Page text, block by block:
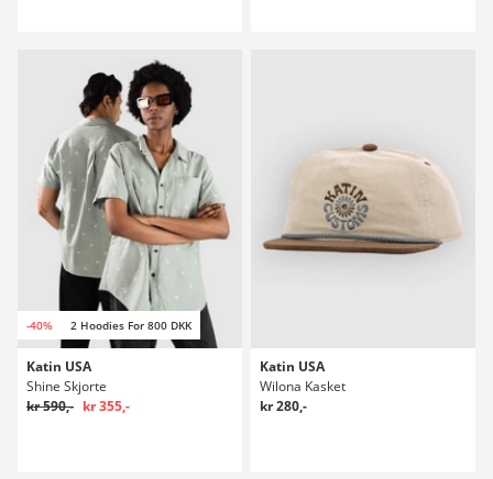
-40% 2 Hoodies For 800 DKK
Katin USA
Shine Skjorte
kr 590,- kr 355,-
Katin USA
Wilona Kasket
kr 280,-